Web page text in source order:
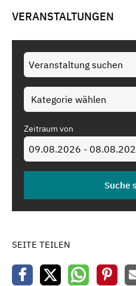
VERANSTALTUNGEN
Zeitraum von
SEITE TEILEN